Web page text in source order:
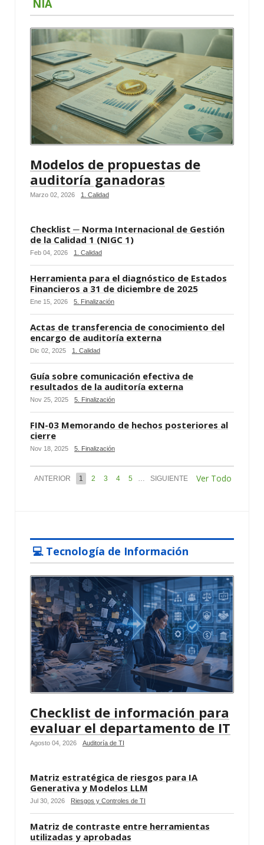
NIA
Modelos de propuestas de
auditoría ganadoras
Marzo 02, 2026 1. Calidad
Checklist ─ Norma Internacional de Gestión
de la Calidad 1 (NIGC 1)
Feb 04, 2026 1. Calidad
Herramienta para el diagnóstico de Estados
Financieros a 31 de diciembre de 2025
Ene 15, 2026 5. Finalización
Actas de transferencia de conocimiento del
encargo de auditoría externa
Dic 02, 2025 1. Calidad
Guía sobre comunicación efectiva de
resultados de la auditoría externa
Nov 25, 2025 5. Finalización
FIN-03 Memorando de hechos posteriores al
cierre
Nov 18, 2025 5. Finalización
ANTERIOR 1 2 3 4 5 … SIGUIENTE Ver Todo
💻 Tecnología de Información
Checklist de información para
evaluar el departamento de IT
Agosto 04, 2026 Auditoría de TI
Matriz estratégica de riesgos para IA
Generativa y Modelos LLM
Jul 30, 2026 Riesgos y Controles de TI
Matriz de contraste entre herramientas
utilizadas y aprobadas